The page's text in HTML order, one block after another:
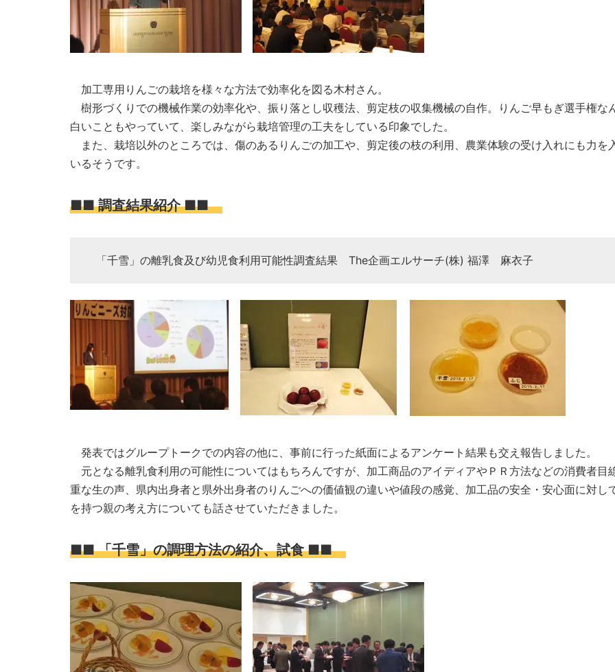
加工専用りんごの栽培を様々な方法で効率化を図る木村さん。
樹形づくりでの機械作業の効率化や、振り落とし収穫法、剪定枝の収集機械の自作。りんご早もぎ選手権な
白いこともやっていて、楽しみながら栽培管理の工夫をしている印象でした。
また、栽培以外のところでは、傷のあるりんごの加工や、剪定後の枝の利用、農業体験の受け入れにも力を
いるそうです。
■■ 調査結果紹介 ■■
「千雪」の離乳食及び幼児食利用可能性調査結果 The企画エルサーチ(株) 福澤 麻衣子
発表ではグループトークでの内容の他に、事前に行った紙面によるアンケート結果も交え報告しました。
元となる離乳食利用の可能性についてはもちろんですが、加工商品のアイディアやＰＲ方法などの消費者目
重な生の声、県内出身者と県外出身者のりんごへの価値観の違いや値段の感覚、加工品の安全・安心面に対し
を持つ親の考え方についても話させていただきました。
■■ 「千雪」の調理方法の紹介、試食 ■■